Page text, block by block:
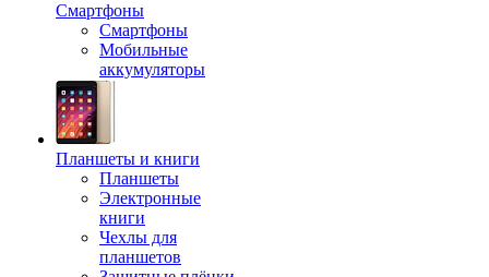
Смартфоны
Смартфоны
Мобильные
аккумуляторы
Планшеты и книги
Планшеты
Электронные
книги
Чехлы для
планшетов